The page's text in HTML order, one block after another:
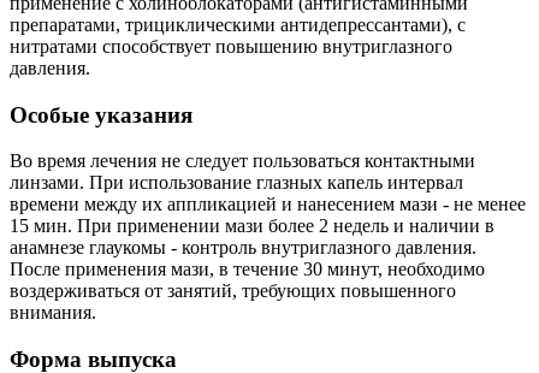
препаратами, трициклическими антидепрессантами), с
нитратами способствует повышению внутриглазного
давления.
Особые указания
Во время лечения не следует пользоваться контактными
линзами. При использование глазных капель интервал
времени между их аппликацией и нанесением мази - не менее
15 мин. При применении мази более 2 недель и наличии в
анамнезе глаукомы - контроль внутриглазного давления.
После применения мази, в течение 30 минут, необходимо
воздерживаться от занятий, требующих повышенного
внимания.
Форма выпуска